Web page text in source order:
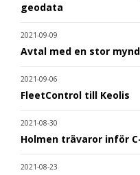
geodata
2021-09-09
Avtal med en stor
2021-09-06
FleetControl till Keolis
2021-08-30
Holmen trävaror inför
2021-08-23